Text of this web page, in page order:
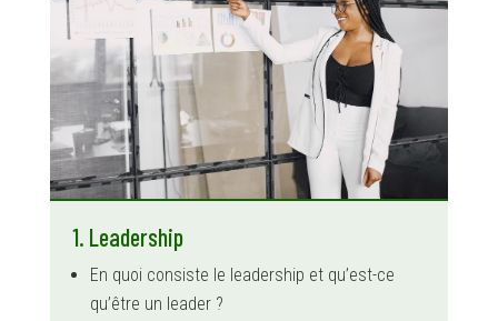
1. Leadership
En quoi consiste le leadership et qu’est-ce
qu’être un leader ?